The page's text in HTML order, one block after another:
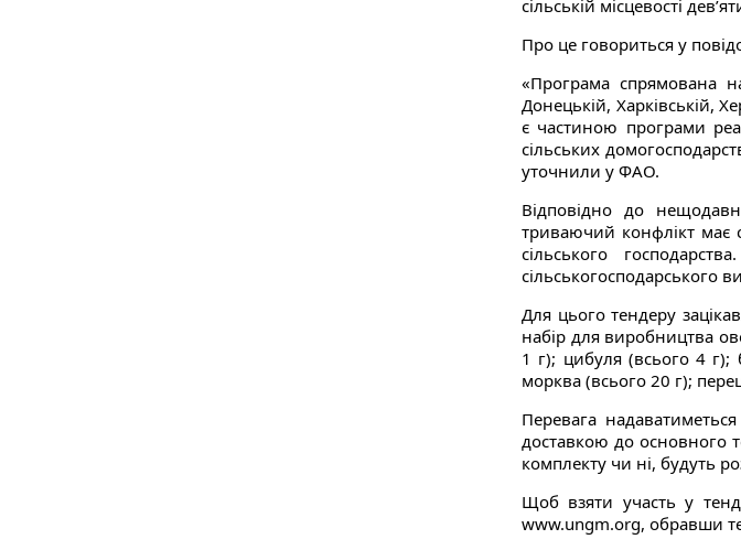
сільській місцевості
Про це говориться у
«Програма спрямована
Донецькій, Харківській,
є частиною програми
сільських
уточнили у ФАО.
Відповідно до
триваючий конфлікт має
сільського
сільськогосподарського
Для цього тендеру
набір для виробництва
1 г); цибуля (всього 4 г);
морква (всього 20 г);
Перевага
доставкою до основного
комплекту чи ні, будуть
Щоб взяти участь у
www.ungm.org, обравши